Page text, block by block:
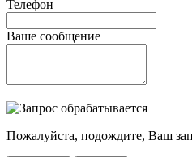
Телефон
Ваше сообщение
Пожалуйста, подождите, Ваш